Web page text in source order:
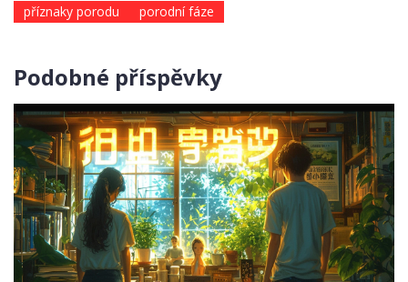
příznaky porodu
porodní fáze
Podobné příspěvky